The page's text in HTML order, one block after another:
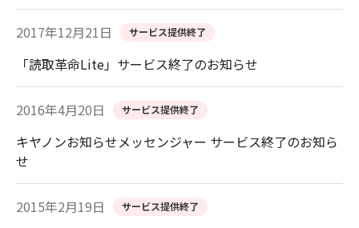
2017年12月21日 サービス提供終了
「読取革命Lite」サービス終了のお知らせ
2016年4月20日 サービス提供終了
キヤノンお知らせメッセンジャー サービス終了のお知ら
せ
2015年2月19日 サービス提供終了